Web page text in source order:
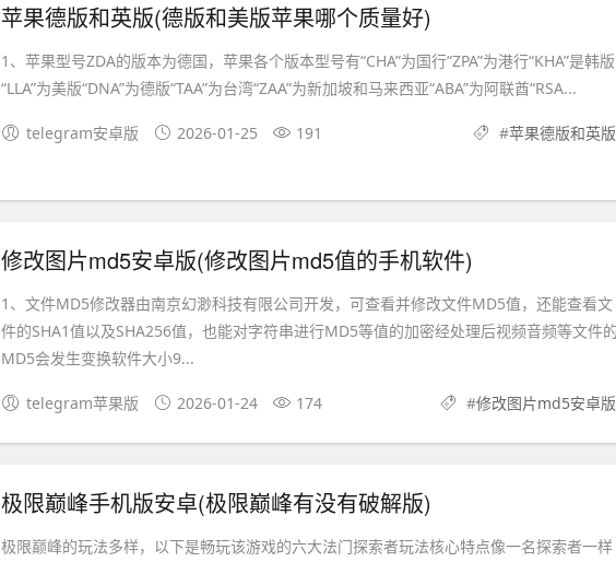
苹果德版和英版(德版和美版苹果哪个质量好)
1、苹果型号ZDA的版本为德国，苹果各个版本型号有“CHA”为国行“ZPA”为港行“KHA”是韩版
“LLA”为美版“DNA”为德版“TAA”为台湾“ZAA”为新加坡和马来西亚“ABA”为阿联酋“RSA...
telegram安卓版 2026-01-25 191 #苹果德版和英版
修改图片md5安卓版(修改图片md5值的手机软件)
1、文件MD5修改器由南京幻渺科技有限公司开发，可查看并修改文件MD5值，还能查看文
件的SHA1值以及SHA256值，也能对字符串进行MD5等值的加密经处理后视频音频等文件
MD5会发生变换软件大小9...
telegram苹果版 2026-01-24 174 #修改图片md5安卓版
极限巅峰手机版安卓(极限巅峰有没有破解版)
极限巅峰的玩法多样，以下是畅玩该游戏的六大法门探索者玩法核心特点像一名探索者一样